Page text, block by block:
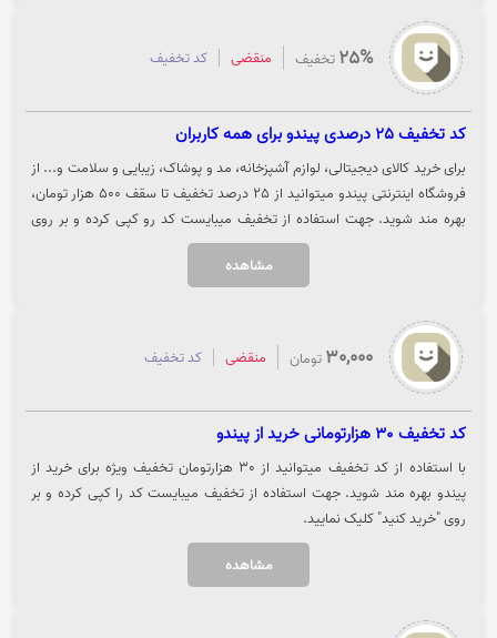
25% تخفیف منقضی کد تخفیف
کد تخفیف 25 درصدی پیندو برای همه کاربران
برای خرید کالای دیجیتالی، لوازم آشپزخانه، مد و پوشاک، زیبایی و سلامت و... از
فروشگاه اینترنتی پیندو میتوانید از 25 درصد تخفیف تا سقف 500 هزار تومان،
بهره مند شوید. جهت استفاده از تخفیف میبایست کد رو کپی کرده و بر روی
گزینه "خرید کنید" کلیک نمایید.
مشاهده
30,000 تومان منقضی کد تخفیف
کد تخفیف 30 هزارتومانی خرید از پیندو
با استفاده از کد تخفیف میتوانید از 30 هزارتومان تخفیف ویژه برای خرید از
پیندو بهره مند شوید. جهت استفاده از تخفیف میبایست کد را کپی کرده و بر
روی "خرید کنید" کلیک نمایید.
مشاهده